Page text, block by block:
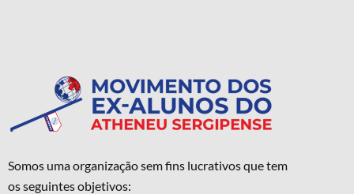
Somos uma organização sem fins lucrativos que tem
os seguintes objetivos: